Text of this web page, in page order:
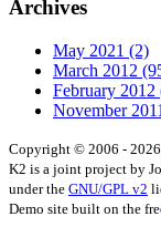
Archives
May 2021 (2)
March 2012
February 2012
November 2011
Copyright © 2006 - 2026
K2 is a joint project by
under the GNU/GPL v2
Demo site built on the